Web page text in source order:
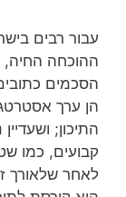
עבור רבים
ההוכחה החיה,
הסכמים
הן ערך
התיכון;
קבועים, כמו
לאחר שלאורך